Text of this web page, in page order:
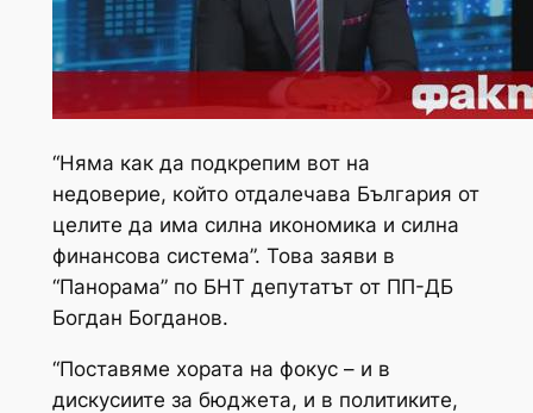
“Няма как да подкрепим вот на
недоверие, който отдалечава България от
целите да има силна икономика и силна
финансова система”. Това заяви в
“Панорама” по БНТ депутатът от ПП-ДБ
Богдан Богданов.
“Поставяме хората на фокус – и в
дискусиите за бюджета, и в политиките,